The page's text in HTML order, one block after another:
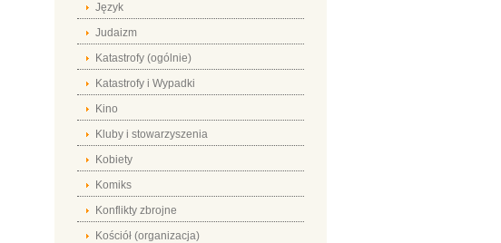
Język
Judaizm
Katastrofy (ogólnie)
Katastrofy i Wypadki
Kino
Kluby i stowarzyszenia
Kobiety
Komiks
Konflikty zbrojne
Kościół (organizacja)